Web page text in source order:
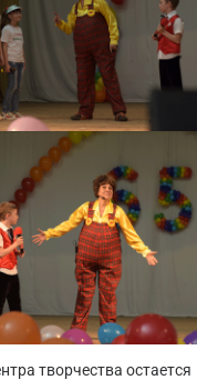
творчества остается